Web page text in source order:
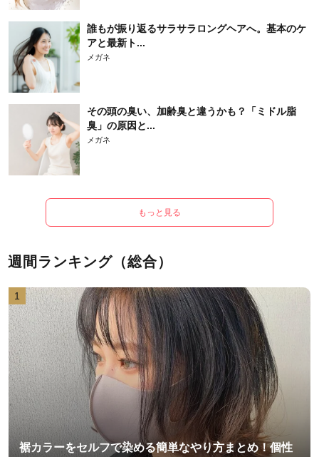
誰もが振り返るサラサラロングヘアへ。基本のケ
アと最新ト...
メガネ
その頭の臭い、加齢臭と違うかも？「ミドル脂
臭」の原因と...
メガネ
もっと見る
週間ランキング（総合）
1
裾カラーをセルフで染める簡単なやり方まとめ！個性